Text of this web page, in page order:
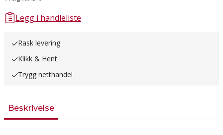
Legg i handleliste
Rask levering
Klikk & Hent
Trygg netthandel
Beskrivelse